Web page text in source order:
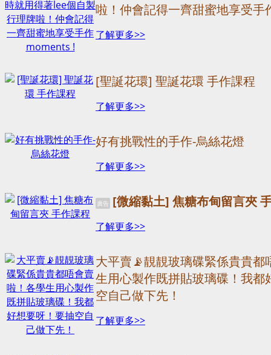
啦！仲會記得一齊甜蜜地享受
了解更多>>
[聖誕花環] 聖誕花環 手作課程
了解更多>>
好有挑戰性的手作-烏絲花燈
了解更多>>
廣告 [微縮黏土] 焦糖布甸留言夾
了解更多>>
大平賣📡靚靚玻璃碟緊係貴貴都
生用心製作既拼貼玻璃碟！我都
空自己做下先！
了解更多>>